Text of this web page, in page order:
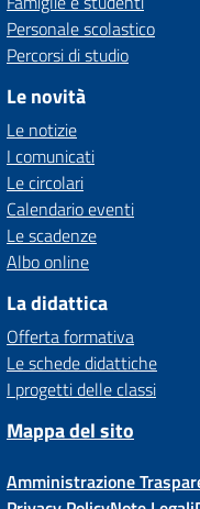
Personale scolastico
Percorsi di studio
Le novità
Le notizie
I comunicati
Le circolari
Calendario eventi
Le scadenze
Albo online
La didattica
Offerta formativa
Le schede didattiche
I progetti delle classi
Mappa del sito
Amministrazione